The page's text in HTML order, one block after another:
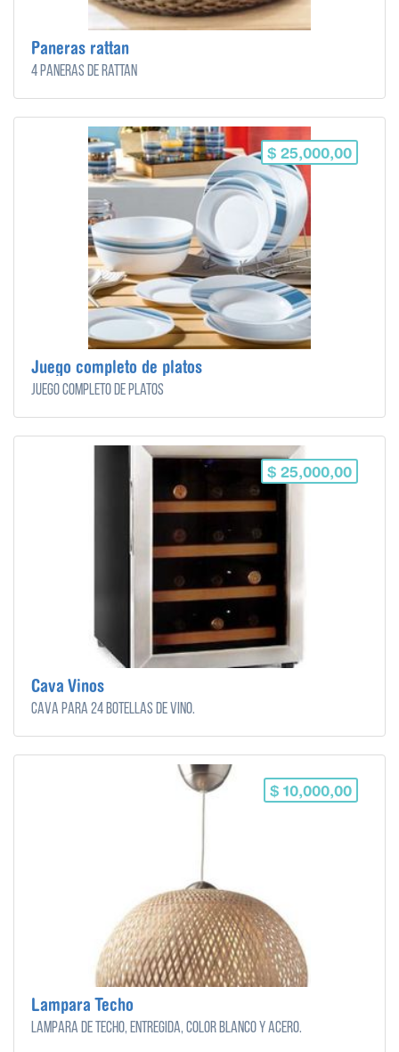
Paneras rattan
4 paneras de rattan
$ 25,000,00
Juego completo de platos
Juego completo de platos
$ 25,000,00
Cava Vinos
Cava para 24 botellas de vino.
$ 10,000,00
Lampara Techo
Lampara de techo, entregida, color blanco y acero.